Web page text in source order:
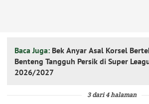
Baca Juga: Bek Anyar Asal Korsel
Benteng Tangguh Persik di Super
2026/2027
3 dari 4 halaman